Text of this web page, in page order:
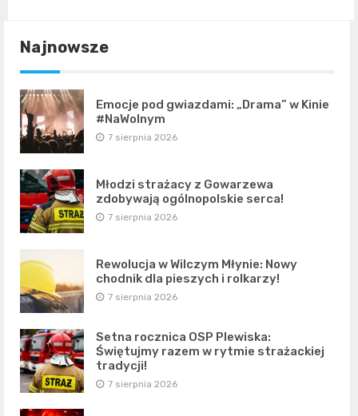
Najnowsze
Emocje pod gwiazdami: „Drama” w Kinie
#NaWolnym
7 sierpnia 2026
Młodzi strażacy z Gowarzewa
zdobywają ogólnopolskie serca!
7 sierpnia 2026
Rewolucja w Wilczym Młynie: Nowy
chodnik dla pieszych i rolkarzy!
7 sierpnia 2026
Setna rocznica OSP Plewiska:
Świętujmy razem w rytmie strażackiej
tradycji!
7 sierpnia 2026